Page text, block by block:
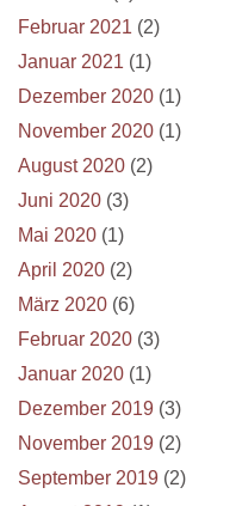
Februar 2021 (2)
Januar 2021 (1)
Dezember 2020 (1)
November 2020 (1)
August 2020 (2)
Juni 2020 (3)
Mai 2020 (1)
April 2020 (2)
März 2020 (6)
Februar 2020 (3)
Januar 2020 (1)
Dezember 2019 (3)
November 2019 (2)
September 2019 (2)